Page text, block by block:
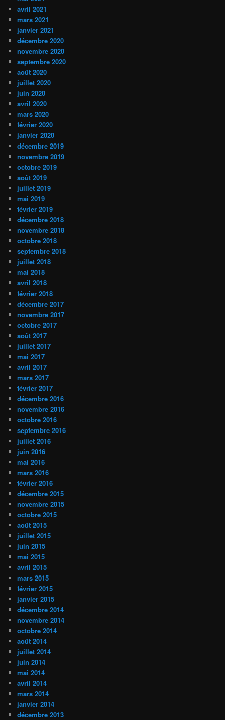
avril 2021
mars 2021
janvier 2021
décembre 2020
novembre 2020
septembre 2020
août 2020
juillet 2020
juin 2020
avril 2020
mars 2020
février 2020
janvier 2020
décembre 2019
novembre 2019
octobre 2019
août 2019
juillet 2019
mai 2019
février 2019
décembre 2018
novembre 2018
octobre 2018
septembre 2018
juillet 2018
mai 2018
avril 2018
février 2018
décembre 2017
novembre 2017
octobre 2017
août 2017
juillet 2017
mai 2017
avril 2017
mars 2017
février 2017
décembre 2016
novembre 2016
octobre 2016
septembre 2016
juillet 2016
juin 2016
mai 2016
mars 2016
février 2016
décembre 2015
novembre 2015
octobre 2015
août 2015
juillet 2015
juin 2015
mai 2015
avril 2015
mars 2015
février 2015
janvier 2015
décembre 2014
novembre 2014
octobre 2014
août 2014
juillet 2014
juin 2014
mai 2014
avril 2014
mars 2014
janvier 2014
décembre 2013